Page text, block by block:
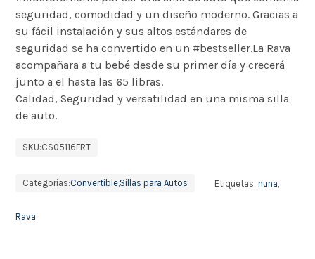
seguridad, comodidad y un diseño moderno. Gracias a
su fácil instalación y sus altos estándares de
seguridad se ha convertido en un #bestseller.La Rava
acompañara a tu bebé desde su primer día y crecerá
junto a el hasta las 65 libras.
Calidad, Seguridad y versatilidad en una misma silla
de auto.
SKU:CS05116FRT
Categorías:Convertible,Sillas para Autos Etiquetas: nuna
Rava